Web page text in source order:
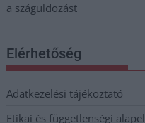
a száguldozást
Elérhetőség
Adatkezelési tájékoztató
Etikai és függetlenségi